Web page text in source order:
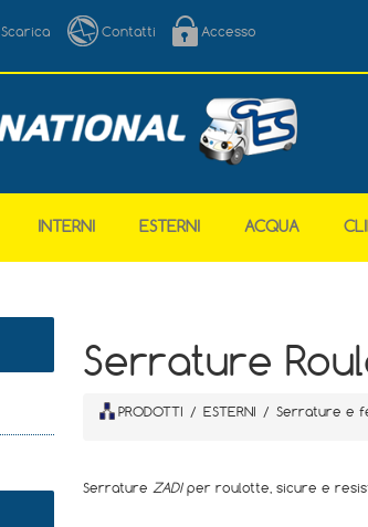
Scarica Contatti Accesso
INTERNI ESTERNI ACQUA
Serrature
PRODOTTI / ESTERNI / Serrature e
Serrature ZADIper roulotte, sicure e